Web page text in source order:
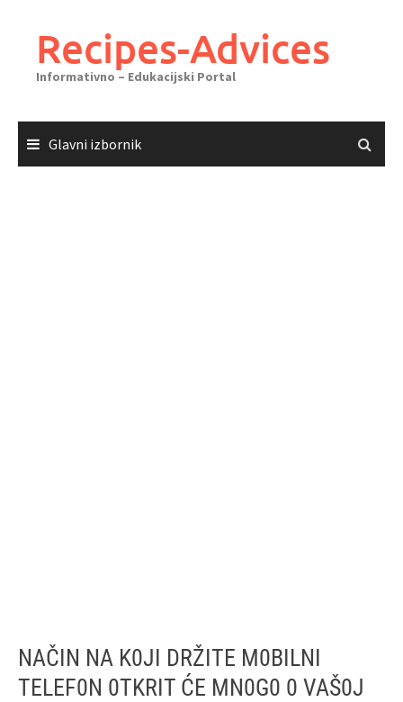
sadržajaRecipes-Advices
Informativno – Edukacijski Portal
Glavni izbornik
NAČIN NA K0JI DRŽITE M0BILNI
TELEF0N 0TKRIT ĆE MN0G0 0 VAŠ0J